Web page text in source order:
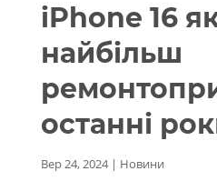
iPhone 16
найбільш
останні
Вер 24, 2024| Новини